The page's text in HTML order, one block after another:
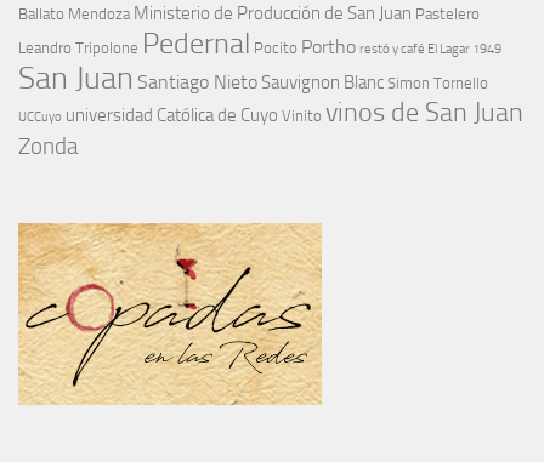
Ballato Mendoza Ministerio de Producción de San Juan Pastelero
Leandro Tripolone Pedernal Pocito Portho restó y café El Lagar 1949
San Juan Santiago Nieto Sauvignon Blanc Simon Tornello
UCCuyo universidad Católica de Cuyo Vinito vinos de San Juan
Zonda